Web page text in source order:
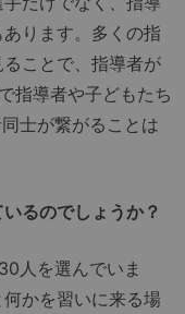
ります。多くの指
ことで、指導者が
指導者や子どもたち
士が繋がることは
るのでしょうか？
人を選んでいま
かを習いに来る場